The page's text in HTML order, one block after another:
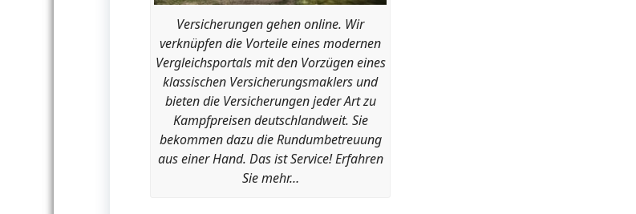
Versicherungen gehen online. Wir
verknüpfen die Vorteile eines modernen
Vergleichsportals mit den Vorzügen eines
klassischen Versicherungsmaklers und
bieten die Versicherungen jeder Art zu
Kampfpreisen deutschlandweit. Sie
bekommen dazu die Rundumbetreuung
aus einer Hand. Das ist Service! Erfahren
Sie mehr…